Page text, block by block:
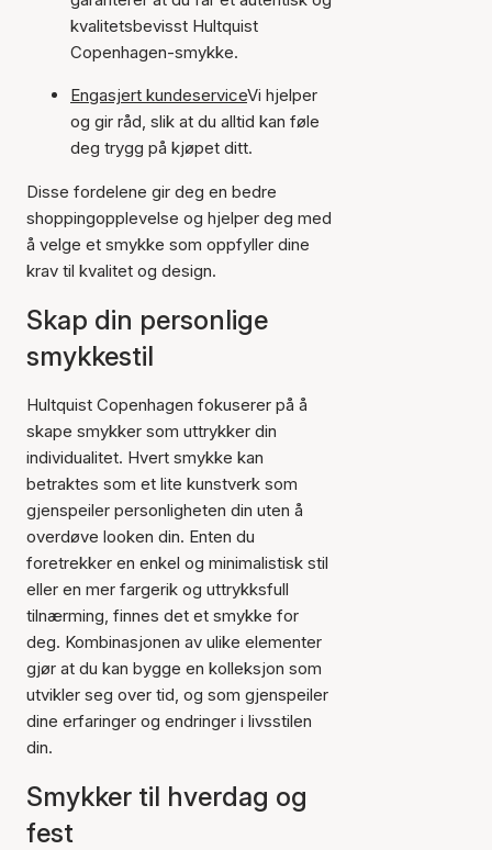
kvalitetsbevisst Hultquist
Copenhagen-smykke.
Engasjert kundeserviceVi hjelper
og gir råd, slik at du alltid kan føle
deg trygg på kjøpet ditt.
Disse fordelene gir deg en bedre
shoppingopplevelse og hjelper deg med
å velge et smykke som oppfyller dine
krav til kvalitet og design.
Skap din personlige
smykkestil
Hultquist Copenhagen fokuserer på å
skape smykker som uttrykker din
individualitet. Hvert smykke kan
betraktes som et lite kunstverk som
gjenspeiler personligheten din uten å
overdøve looken din. Enten du
foretrekker en enkel og minimalistisk stil
eller en mer fargerik og uttrykksfull
tilnærming, finnes det et smykke for
deg. Kombinasjonen av ulike elementer
gjør at du kan bygge en kolleksjon som
utvikler seg over tid, og som gjenspeiler
dine erfaringer og endringer i livsstilen
din.
Smykker til hverdag og
fest